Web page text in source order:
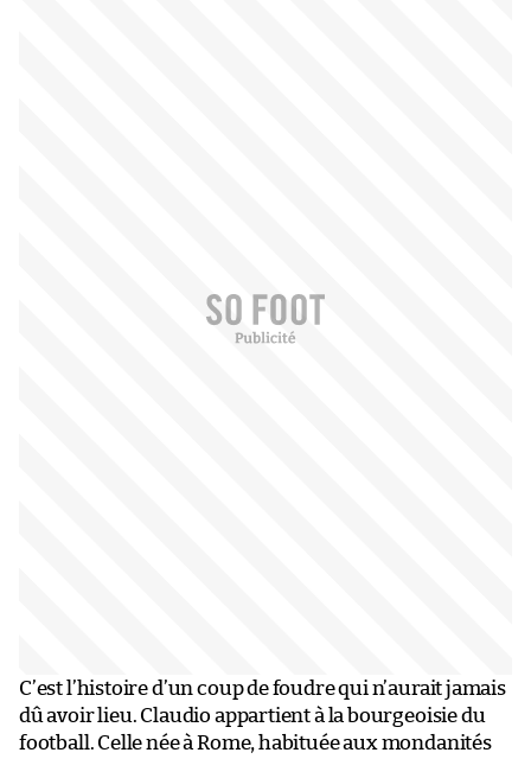
C’est l’histoire d’un coup de foudre qui n’aurait jamais
dû avoir lieu. Claudio appartient à la bourgeoisie du
football. Celle née à Rome, habituée aux mondanités